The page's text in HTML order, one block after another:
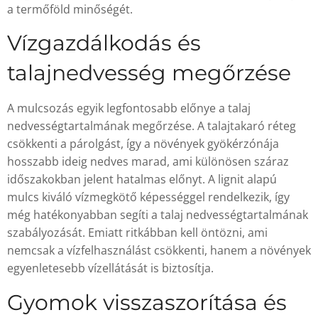
a termőföld minőségét.
Vízgazdálkodás és
talajnedvesség megőrzése
A mulcsozás egyik legfontosabb előnye a talaj
nedvességtartalmának megőrzése. A talajtakaró réteg
csökkenti a párolgást, így a növények gyökérzónája
hosszabb ideig nedves marad, ami különösen száraz
időszakokban jelent hatalmas előnyt. A lignit alapú
mulcs kiváló vízmegkötő képességgel rendelkezik, így
még hatékonyabban segíti a talaj nedvességtartalmának
szabályozását. Emiatt ritkábban kell öntözni, ami
nemcsak a vízfelhasználást csökkenti, hanem a növények
egyenletesebb vízellátását is biztosítja.
Gyomok visszaszorítása és